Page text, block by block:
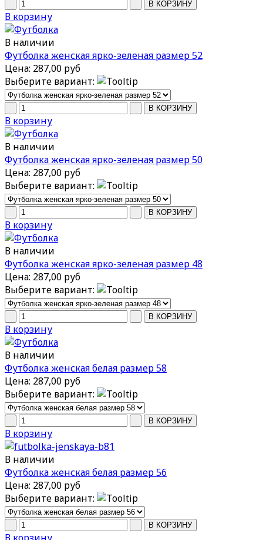
В корзину
В наличии
Футболка женская ярко-зеленая размер 52
Цена: 287,00 руб
Выберите вариант:
В корзину
В наличии
Футболка женская ярко-зеленая размер 50
Цена: 287,00 руб
Выберите вариант:
В корзину
В наличии
Футболка женская ярко-зеленая размер 48
Цена: 287,00 руб
Выберите вариант:
В корзину
В наличии
Футболка женская белая размер 58
Цена: 287,00 руб
Выберите вариант:
В корзину
В наличии
Футболка женская белая размер 56
Цена: 287,00 руб
Выберите вариант: